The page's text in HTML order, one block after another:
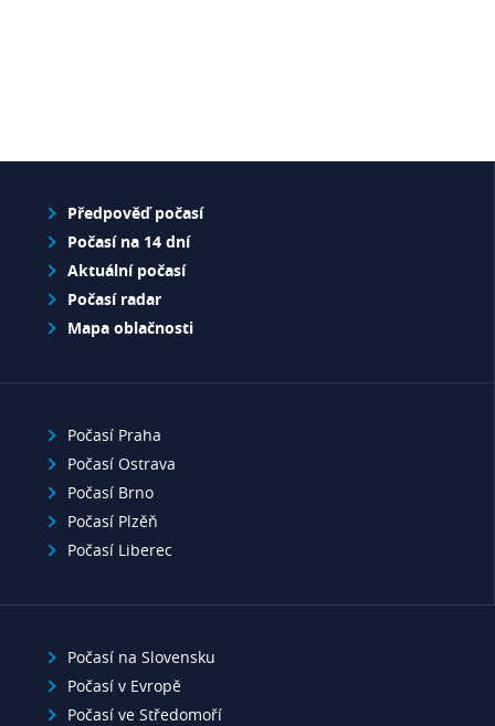
Předpověď počasí
Počasí na 14 dní
Aktuální počasí
Počasí radar
Mapa oblačnosti
Počasí Praha
Počasí Ostrava
Počasí Brno
Počasí Plzěň
Počasí Liberec
Počasí na Slovensku
Počasí v Evropě
Počasí ve Středomoří